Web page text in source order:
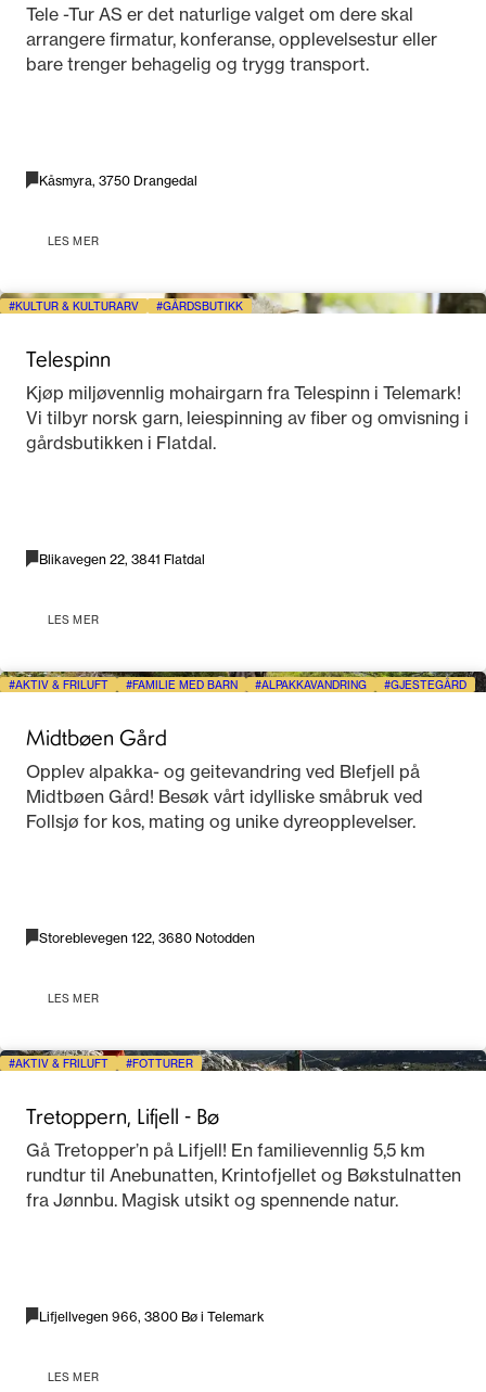
Tele -Tur AS er det naturlige valget om dere skal
arrangere firmatur, konferanse, opplevelsestur eller
bare trenger behagelig og trygg transport.
Kåsmyra, 3750 Drangedal
LES MER
KULTUR & KULTURARV GÅRDSBUTIKK
Telespinn
Kjøp miljøvennlig mohairgarn fra Telespinn i Telemark!
Vi tilbyr norsk garn, leiespinning av fiber og omvisning i
gårdsbutikken i Flatdal.
Blikavegen 22, 3841 Flatdal
LES MER
AKTIV & FRILUFT FAMILIE MED BARN ALPAKKAVANDRING GJESTEGÅRD
Midtbøen Gård
Opplev alpakka- og geitevandring ved Blefjell på
Midtbøen Gård! Besøk vårt idylliske småbruk ved
Follsjø for kos, mating og unike dyreopplevelser.
Storeblevegen 122, 3680 Notodden
LES MER
AKTIV & FRILUFT FOTTURER
Tretoppern, Lifjell - Bø
Gå Tretopper’n på Lifjell! En familievennlig 5,5 km
rundtur til Anebunatten, Krintofjellet og Bøkstulnatten
fra Jønnbu. Magisk utsikt og spennende natur.
Lifjellvegen 966, 3800 Bø i Telemark
LES MER